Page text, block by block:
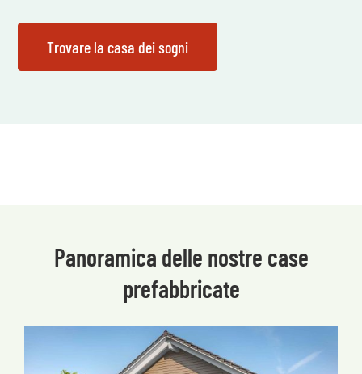
Panoramica delle nostre case
prefabbricate